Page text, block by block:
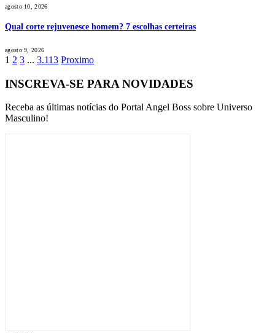
agosto 10, 2026
Qual corte rejuvenesce homem? 7 escolhas certeiras
agosto 9, 2026
1 2 3 ... 3.113 Proximo
INSCREVA-SE PARA NOVIDADES
Receba as últimas notícias do Portal Angel Boss sobre Universo
Masculino!